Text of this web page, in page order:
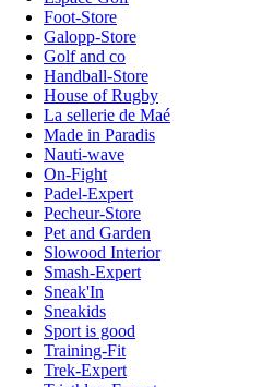
Foot-Store
Galopp-Store
Golf and co
Handball-Store
House of Rugby
La sellerie de Maé
Made in Paradis
Nauti-wave
On-Fight
Padel-Expert
Pecheur-Store
Pet and Garden
Slowood Interior
Smash-Expert
Sneak'In
Sneakids
Sport is good
Training-Fit
Trek-Expert